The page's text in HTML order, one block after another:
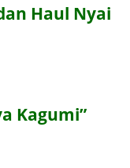
Haul Nyai
Kagumi”